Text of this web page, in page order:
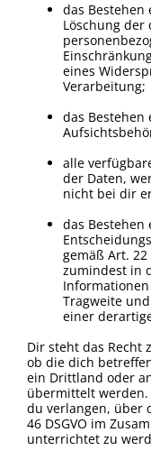
das Bestehen
Löschung
eines
Verarbeitung;
das Bestehen
alle
der Daten,
nicht bei dir
das
gemäß Art. 22
zumindest in
Tragweite
einer
Dir steht das Recht
ob die dich
ein Drittland oder
übermittelt werden.
du verlangen, über
46 DSGVO im
unterrichtet zu